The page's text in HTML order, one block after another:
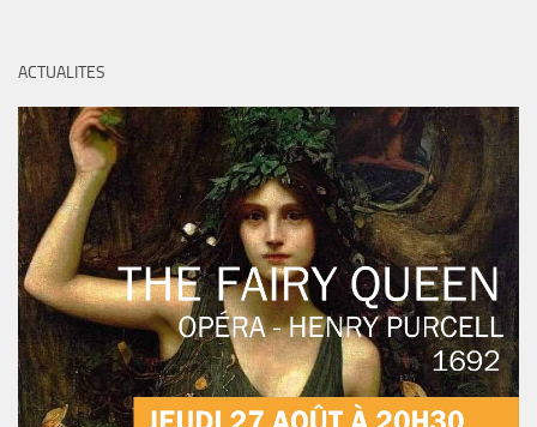
ACTUALITES